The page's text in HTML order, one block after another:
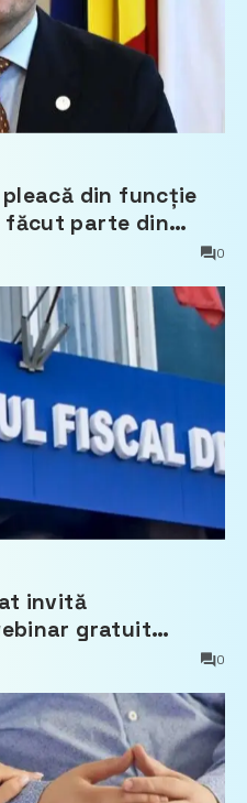
din funcție
făcut parte din
0
invită
gratuit
pe bunurile
0